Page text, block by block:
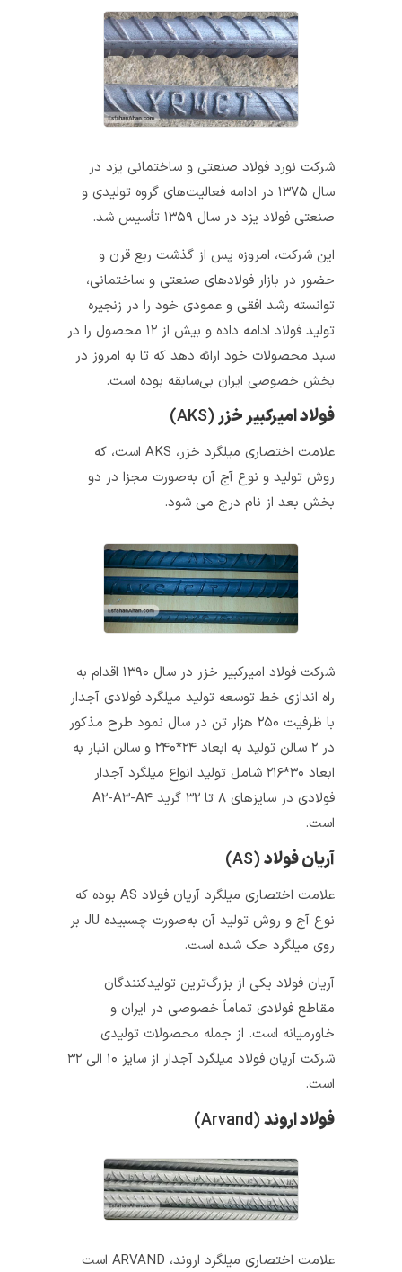
فولاد امیرکبیر خزر(AKS)
علامت اختصاری میلگرد خزر، AKS است، که
روش تولید و نوع آج آن به‌صورت مجزا در دو
بخش بعد از نام درج می شود.
شرکت فولاد امیرکبیر خزر در سال ۱۳۹۰ اقدام به
راه اندازی خط توسعه تولید میلگرد فولادی آجدار
با ظرفیت ۲۵۰ هزار تن در سال نمود طرح مذکور
در ۲ سالن تولید به ابعاد ۲۴*۲۴۰ و سالن انبار به
ابعاد ۳۰*۲۱۶ شامل تولید انواع میلگرد آجدار
فولادی در سایزهای ۸ تا ۳۲ گرید A۲-A۳-A۴
آریان فولاد(AS)
علامت اختصاری میلگرد آریان فولاد AS بوده که
نوع آج و روش تولید آن به‌صورت چسبیده JU بر
روی میلگرد حک شده است.
آریان فولاد یکی از بزرگ‌ترین تولیدکنندگان
مقاطع فولادی تماماً خصوصی در ایران و
خاورمیانه است. از جمله محصولات تولیدی
شرکت آریان فولاد میلگرد آجدار از سایز ۱۰ الی ۳۲
فولاد اروند(Arvand)
علامت اختصاری میلگرد اروند، ARVAND است